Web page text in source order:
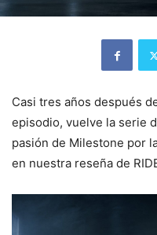
Casi tres años después
episodio, vuelve la serie
pasión de Milestone por
en nuestra reseña de